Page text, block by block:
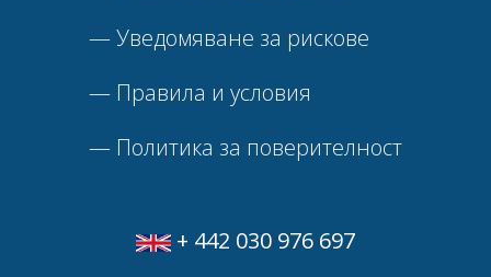
—Уведомяване за рискове
— Правила и условия
— Политика за поверителност
+ 442 030 976 697